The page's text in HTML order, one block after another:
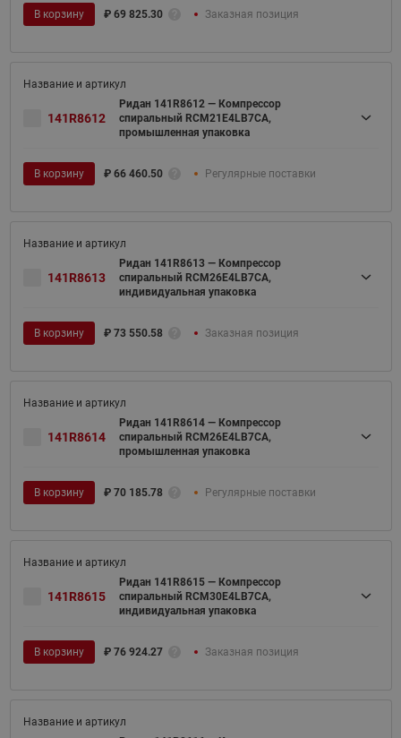
В корзину ₽ 69 825.30 Заказная позиция
141R8612
Ридан 141R8612 — Компрессор
спиральный RCM21E4LB7CA,
промышленная упаковка
В корзину ₽ 66 460.50 Регулярные поставки
141R8613
Ридан 141R8613 — Компрессор
спиральный RCM26E4LB7CA,
индивидуальная упаковка
В корзину ₽ 73 550.58 Заказная позиция
141R8614
Ридан 141R8614 — Компрессор
спиральный RCM26E4LB7CA,
промышленная упаковка
В корзину ₽ 70 185.78 Регулярные поставки
141R8615
Ридан 141R8615 — Компрессор
спиральный RCM30E4LB7CA,
индивидуальная упаковка
В корзину ₽ 76 924.27 Заказная позиция